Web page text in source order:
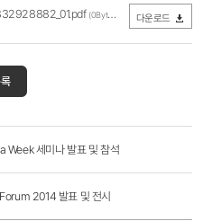
(0Byte / 다운로드 228회) 다운로드
Week 세미나 발표 및 참석
2014 발표 및 전시